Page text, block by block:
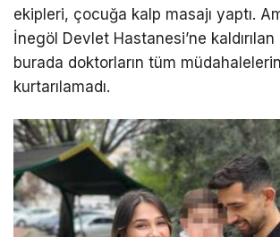
ekipleri, çocuğa kalp masajı yaptı.
İnegöl Devlet Hastanesi’ne
burada doktorların tüm
kurtarılamadı.